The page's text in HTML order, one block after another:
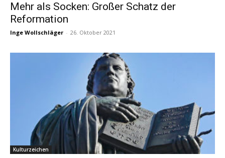
Mehr als Socken: Großer Schatz der
Reformation
Inge Wollschläger - 26. Oktober 2021
Kulturzeichen